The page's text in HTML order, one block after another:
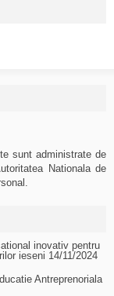
sunt administrate de
Nationala de
inovativ pentru
ieseni 14/11/2024
Antreprenoriala